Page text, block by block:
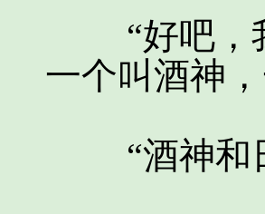
“好吧，我
一个叫酒神
“酒神和